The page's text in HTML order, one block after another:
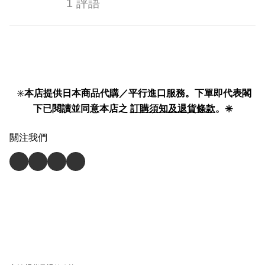
1 評語
✳️本店提供日本商品代購／平行進口服務。下單即代表閣
下已閱讀並同意本店之 訂購須知及退貨條款。✳️
關注我們